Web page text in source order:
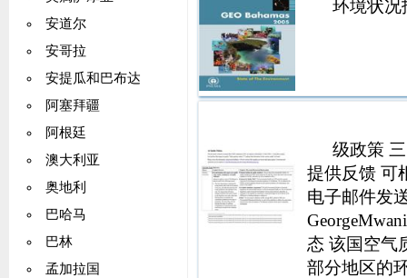
安道尔
安哥拉
安提瓜和巴布达
阿塞拜疆
阿根廷
澳大利亚
奥地利
巴哈马
巴林
孟加拉国
环境状况
级政策
提供反馈 可
电子邮件发
态 该国空气
部分地区的